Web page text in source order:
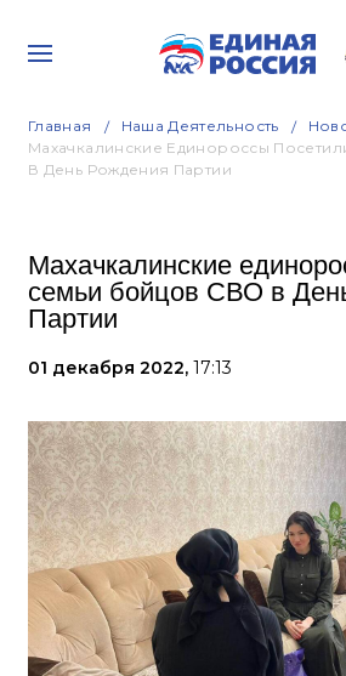
Главная Наша Деятельность
Махачкалинские Единороссы
В День Рождения Партии
Махачкалинские
семьи бойцов СВО в
Партии
01 декабря 2022, 17:13